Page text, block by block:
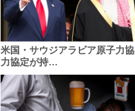
米国・サウジアラビア原子力協
力協定が持…